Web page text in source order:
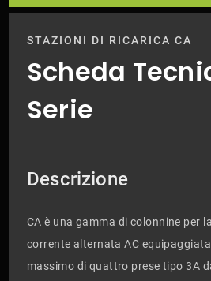
STAZIONI DI RICARICA CA
Scheda
Serie
Descrizione
CA è una gamma di colonnine per
corrente alternata AC
massimo di quattro prese tipo 3A